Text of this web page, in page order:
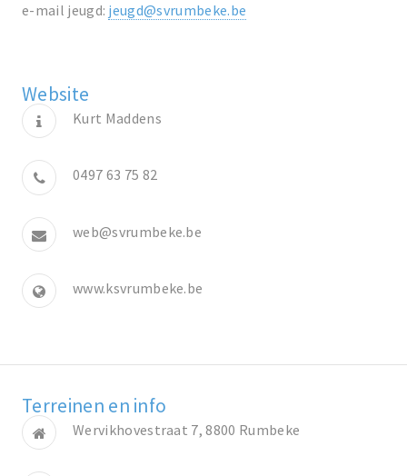
e-mail jeugd: jeugd@svrumbeke.be
Website
Kurt Maddens
0497 63 75 82
web@svrumbeke.be
www.ksvrumbeke.be
Terreinen en info
Wervikhovestraat 7, 8800 Rumbeke